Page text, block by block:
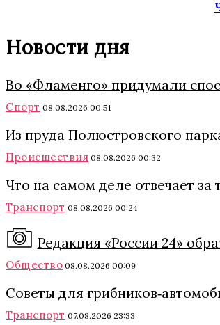
Новости дня
Во «Фламенго» придумали
Спорт 08.08.2026 00:51
Из пруда Полюстровского
Происшествия 08.08.2026 00:32
Что на самом деле отвечает
Транспорт 08.08.2026 00:24
Редакция «России 24»
Общество 08.08.2026 00:09
Советы для
Транспорт 07.08.2026 23:33